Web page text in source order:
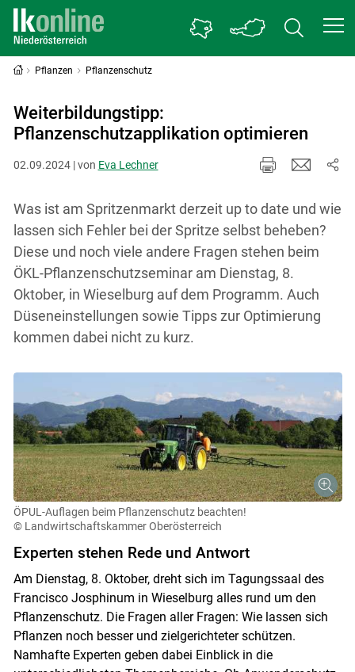
Pflanzen Pflanzenschutz
Weiterbildungstipp:
Pflanzenschutzapplikation optimieren
02.09.2024 | von Eva Lechner
Was ist am Spritzenmarkt derzeit up to date und wie
lassen sich Fehler bei der Spritze selbst beheben?
Diese und noch viele andere Fragen stehen beim
ÖKL-Pflanzenschutzseminar am Dienstag, 8.
Oktober, in Wieselburg auf dem Programm. Auch
Düseneinstellungen sowie Tipps zur Optimierung
kommen dabei nicht zu kurz.
ÖPUL-Auflagen beim Pflanzenschutz beachten!
© Landwirtschaftskammer Oberösterreich
Experten stehen Rede und Antwort
Am Dienstag, 8. Oktober, dreht sich im Tagungssaal des
Francisco Josphinum in Wieselburg alles rund um den
Pflanzenschutz. Die Fragen aller Fragen: Wie lassen sich
Pflanzen noch besser und zielgerichteter schützen.
Namhafte Experten geben dabei Einblick in die